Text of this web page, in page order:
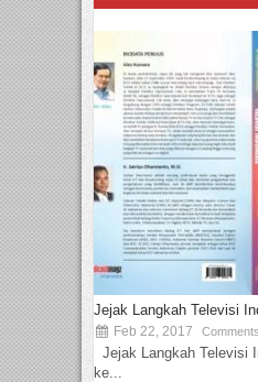
Jejak Langkah Televisi
Feb 22, 2017
Jejak Langkah Televisi
ke...